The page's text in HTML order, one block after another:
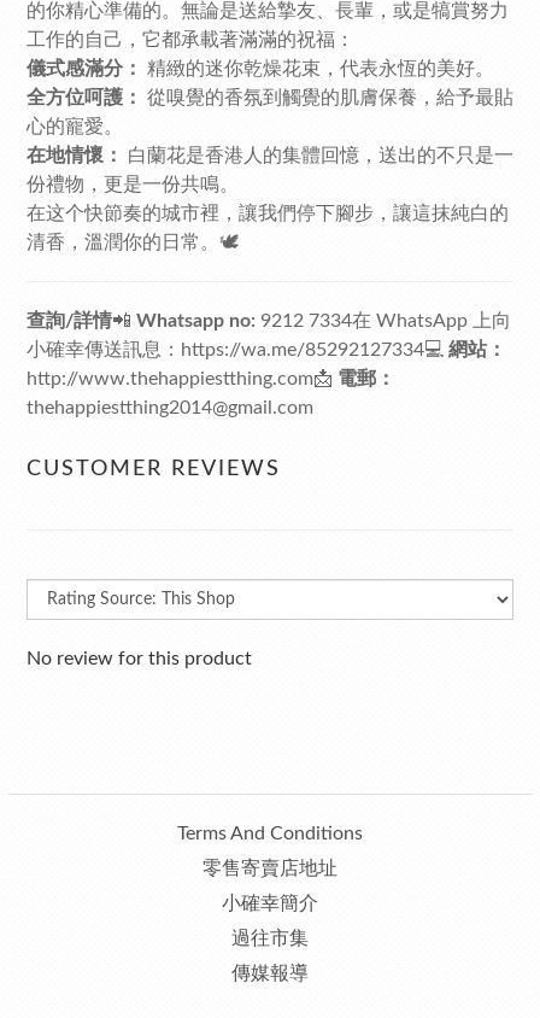
的你精心準備的。無論是送給摯友、長輩，或是犒賞努力
工作的自己，它都承載著滿滿的祝福：
儀式感滿分：
精緻的迷你乾燥花束，代表永恆的美好。
全方位呵護：
從嗅覺的香氛到觸覺的肌膚保養，給予最貼
心的寵愛。
在地情懷：
白蘭花是香港人的集體回憶，送出的不只是一
份禮物，更是一份共鳴。
在这个快節奏的城市裡，讓我們停下腳步，讓這抹純白的
清香，溫潤你的日常。🕊️
查詢/詳情📲 Whatsapp no: 9212 7334在 WhatsApp 上向
小確幸傳送訊息： https://wa.me/85292127334💻 網站：
http://www.thehappiestthing.com📩 電郵：
thehappiestthing2014@gmail.com
CUSTOMER REVIEWS
No review for this product
Terms And Conditions
零售寄賣店地址
小確幸簡介
過往市集
傳媒報導